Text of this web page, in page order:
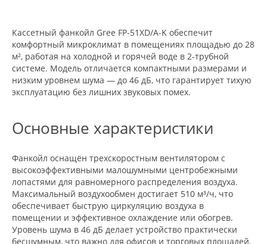
Кассетный фанкойл Gree FP-51XD/A-K обеспечит
комфортный микроклимат в помещениях площадью до 28
м², работая на холодной и горячей воде в 2-трубной
системе. Модель отличается компактными размерами и
низким уровнем шума — до 46 дБ, что гарантирует тихую
эксплуатацию без лишних звуковых помех.
Основные характеристики
Фанкойл оснащён трехскоростным вентилятором с
высокоэффективными малошумными центробежными
лопастями для равномерного распределения воздуха.
Максимальный воздухообмен достигает 510 м³/ч, что
обеспечивает быструю циркуляцию воздуха в
помещении и эффективное охлаждение или обогрев.
Уровень шума в 46 дБ делает устройство практически
бесшумным, что важно для офисов и торговых площадей.